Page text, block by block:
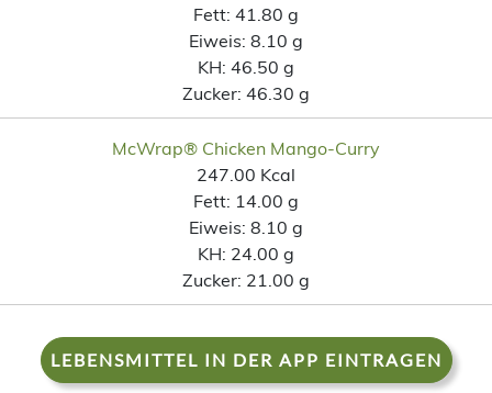
Fett: 41.80 g
Eiweis: 8.10 g
KH: 46.50 g
Zucker: 46.30 g
McWrap® Chicken Mango-Curry
247.00 Kcal
Fett: 14.00 g
Eiweis: 8.10 g
KH: 24.00 g
Zucker: 21.00 g
LEBENSMITTEL IN DER APP EINTRAGEN